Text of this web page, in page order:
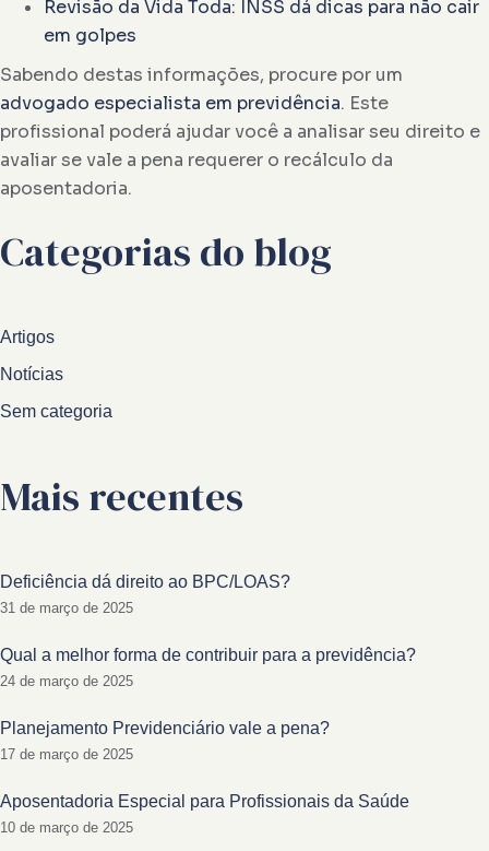
Revisão da Vida Toda: INSS dá dicas para não cair
em golpes
Sabendo destas informações, procure por um
advogado especialista em previdência. Este
profissional poderá ajudar você a analisar seu direito e
avaliar se vale a pena requerer o recálculo da
aposentadoria.
Categorias do blog
Artigos
Notícias
Sem categoria
Mais recentes
Deficiência dá direito ao BPC/LOAS?
31 de março de 2025
Qual a melhor forma de contribuir para a previdência?
24 de março de 2025
Planejamento Previdenciário vale a pena?
17 de março de 2025
Aposentadoria Especial para Profissionais da Saúde
10 de março de 2025